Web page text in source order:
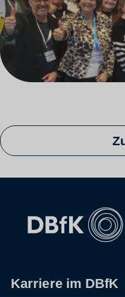
Karriere im DBfK